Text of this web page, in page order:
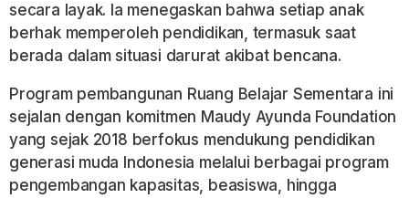
secara layak. Ia menegaskan bahwa setiap anak
berhak memperoleh pendidikan, termasuk saat
berada dalam situasi darurat akibat bencana.
Program pembangunan Ruang Belajar Sementara ini
sejalan dengan komitmen Maudy Ayunda Foundation
yang sejak 2018 berfokus mendukung pendidikan
generasi muda Indonesia melalui berbagai program
pengembangan kapasitas, beasiswa, hingga